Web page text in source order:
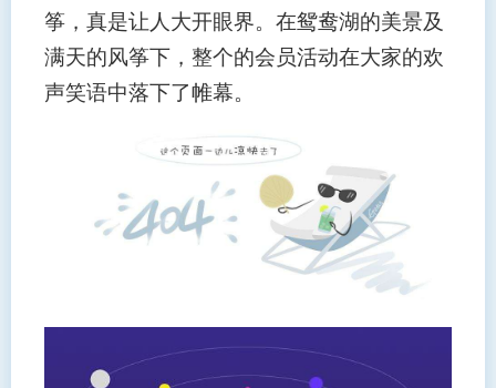
筝，真是让人大开眼界。在鸳鸯湖的美景及
满天的风筝下，整个的会员活动在大家的欢
声笑语中落下了帷幕。